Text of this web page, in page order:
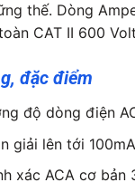
thế. Dòng
CAT II 600
đặc điểm
độ dòng điện
giải lên tới
xác ACA cơ bản